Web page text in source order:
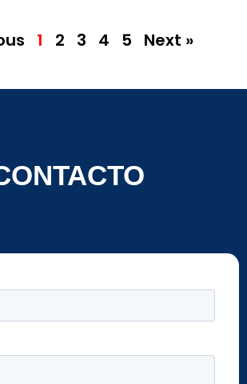
1 2 3 4 5 Next »